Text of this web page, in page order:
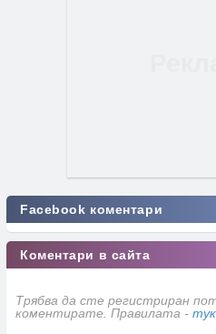
Facebook коментари
Коментари в сайта
Трябва да сте регистриран
коментирате. Правилата - тук